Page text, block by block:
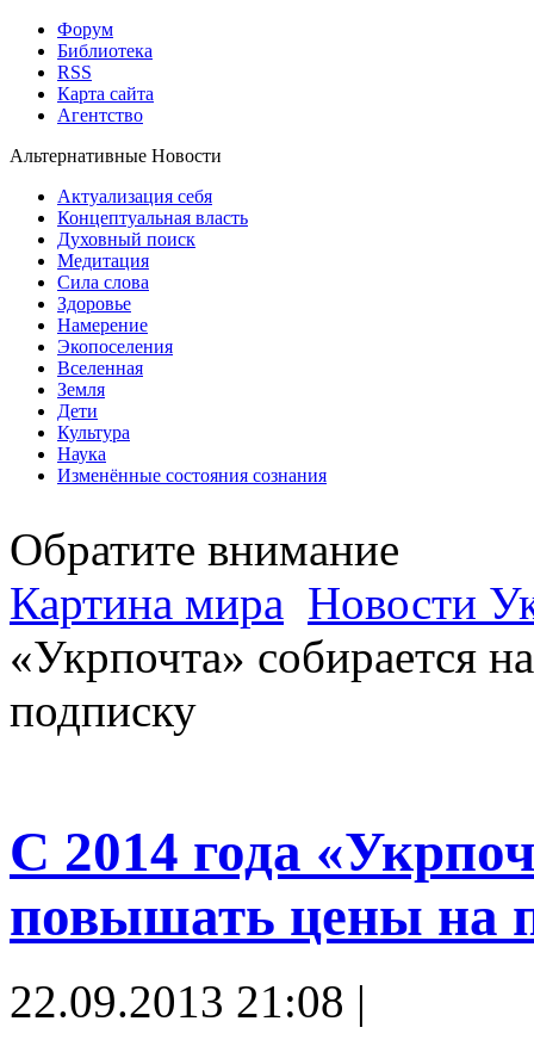
Форум
Библиотека
RSS
Карта сайта
Агентство
Альтернативные Новости
Актуализация себя
Концептуальная власть
Духовный поиск
Медитация
Сила слова
Здоровье
Намерение
Экопоселения
Вселенная
Земля
Дети
Культура
Наука
Изменённые состояния сознания
Обратите внимание
Картина мира Новости
«Укрпочта» собирается
подписку
С 2014 года
повышать цены на
22.09.2013 21:08 |